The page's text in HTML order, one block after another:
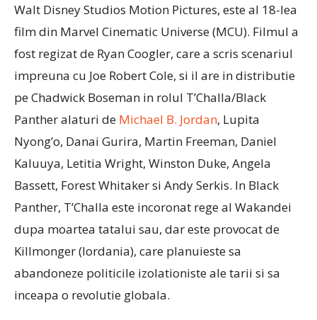
Walt Disney Studios Motion Pictures, este al 18-lea
film din Marvel Cinematic Universe (MCU). Filmul a
fost regizat de Ryan Coogler, care a scris scenariul
impreuna cu Joe Robert Cole, si il are in distributie
pe Chadwick Boseman in rolul T’Challa/Black
Panther alaturi de Michael B. Jordan, Lupita
Nyong’o, Danai Gurira, Martin Freeman, Daniel
Kaluuya, Letitia Wright, Winston Duke, Angela
Bassett, Forest Whitaker si Andy Serkis. In Black
Panther, T’Challa este incoronat rege al Wakandei
dupa moartea tatalui sau, dar este provocat de
Killmonger (Iordania), care planuieste sa
abandoneze politicile izolationiste ale tarii si sa
inceapa o revolutie globala.